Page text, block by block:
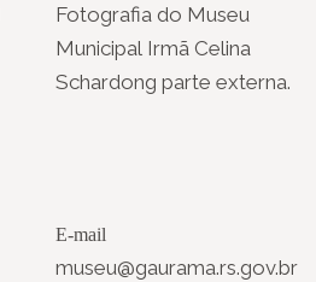
Fotografia do Museu
Municipal Irmã Celina
Schardong parte externa.
E-mail
museu@gaurama.rs.gov.br